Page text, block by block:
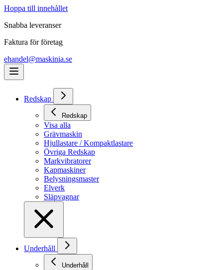
Hoppa till innehållet
Snabba leveranser
Faktura för företag
ehandel@maskinia.se
Redskap
Redskap
Visa alla
Grävmaskin
Hjullastare / Kompaktlastare
Övriga Redskap
Markvibratorer
Kapmaskiner
Belysningsmaster
Elverk
Släpvagnar
Underhåll
Underhåll